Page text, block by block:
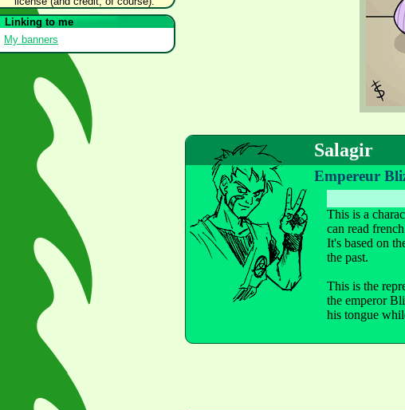
Salagir
Empereur
This is a
can read
It's based on
the past.
This is the
the emperor
his tongue
Linking to me
My banners